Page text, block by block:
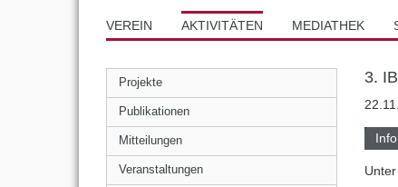
VEREIN AKTIVITÄTEN MEDIATHEK
Projekte
Publikationen
Mitteilungen
Veranstaltungen
3.
Info